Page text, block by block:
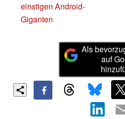
einstigen Android-
Giganten
Als
auf